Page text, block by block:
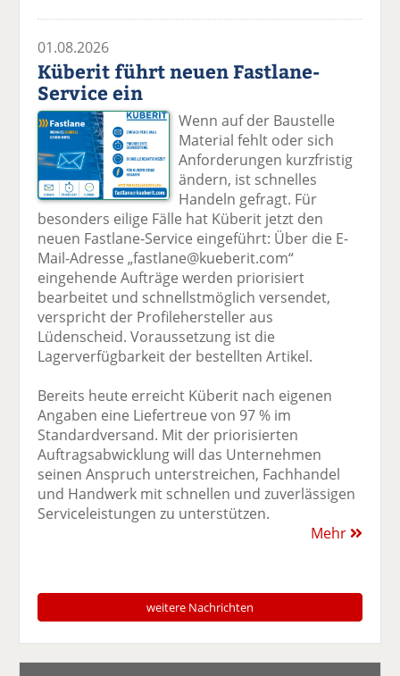
01.08.2026
Küberit führt neuen Fastlane-
Service ein
Wenn auf der Baustelle
Material fehlt oder sich
Anforderungen kurzfristig
ändern, ist schnelles
Handeln gefragt. Für
besonders eilige Fälle hat Küberit jetzt den
neuen Fastlane-Service eingeführt: Über die E-
Mail-Adresse „fastlane@kueberit.com“
eingehende Aufträge werden priorisiert
bearbeitet und schnellstmöglich versendet,
verspricht der Profilehersteller aus
Lüdenscheid. Voraussetzung ist die
Lagerverfügbarkeit der bestellten Artikel.
Bereits heute erreicht Küberit nach eigenen
Angaben eine Liefertreue von 97 % im
Standardversand. Mit der priorisierten
Auftragsabwicklung will das Unternehmen
seinen Anspruch unterstreichen, Fachhandel
und Handwerk mit schnellen und zuverlässigen
Serviceleistungen zu unterstützen.
Mehr
weitere Nachrichten